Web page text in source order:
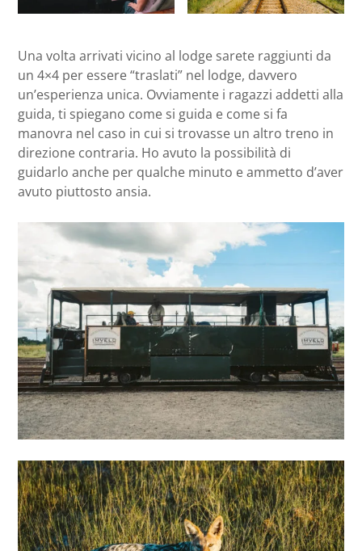
Una volta arrivati vicino al lodge sarete raggiunti da
un 4×4 per essere “traslati” nel lodge, davvero
un’esperienza unica. Ovviamente i ragazzi addetti alla
guida, ti spiegano come si guida e come si fa
manovra nel caso in cui si trovasse un altro treno in
direzione contraria. Ho avuto la possibilità di
guidarlo anche per qualche minuto e ammetto d’aver
avuto piuttosto ansia.